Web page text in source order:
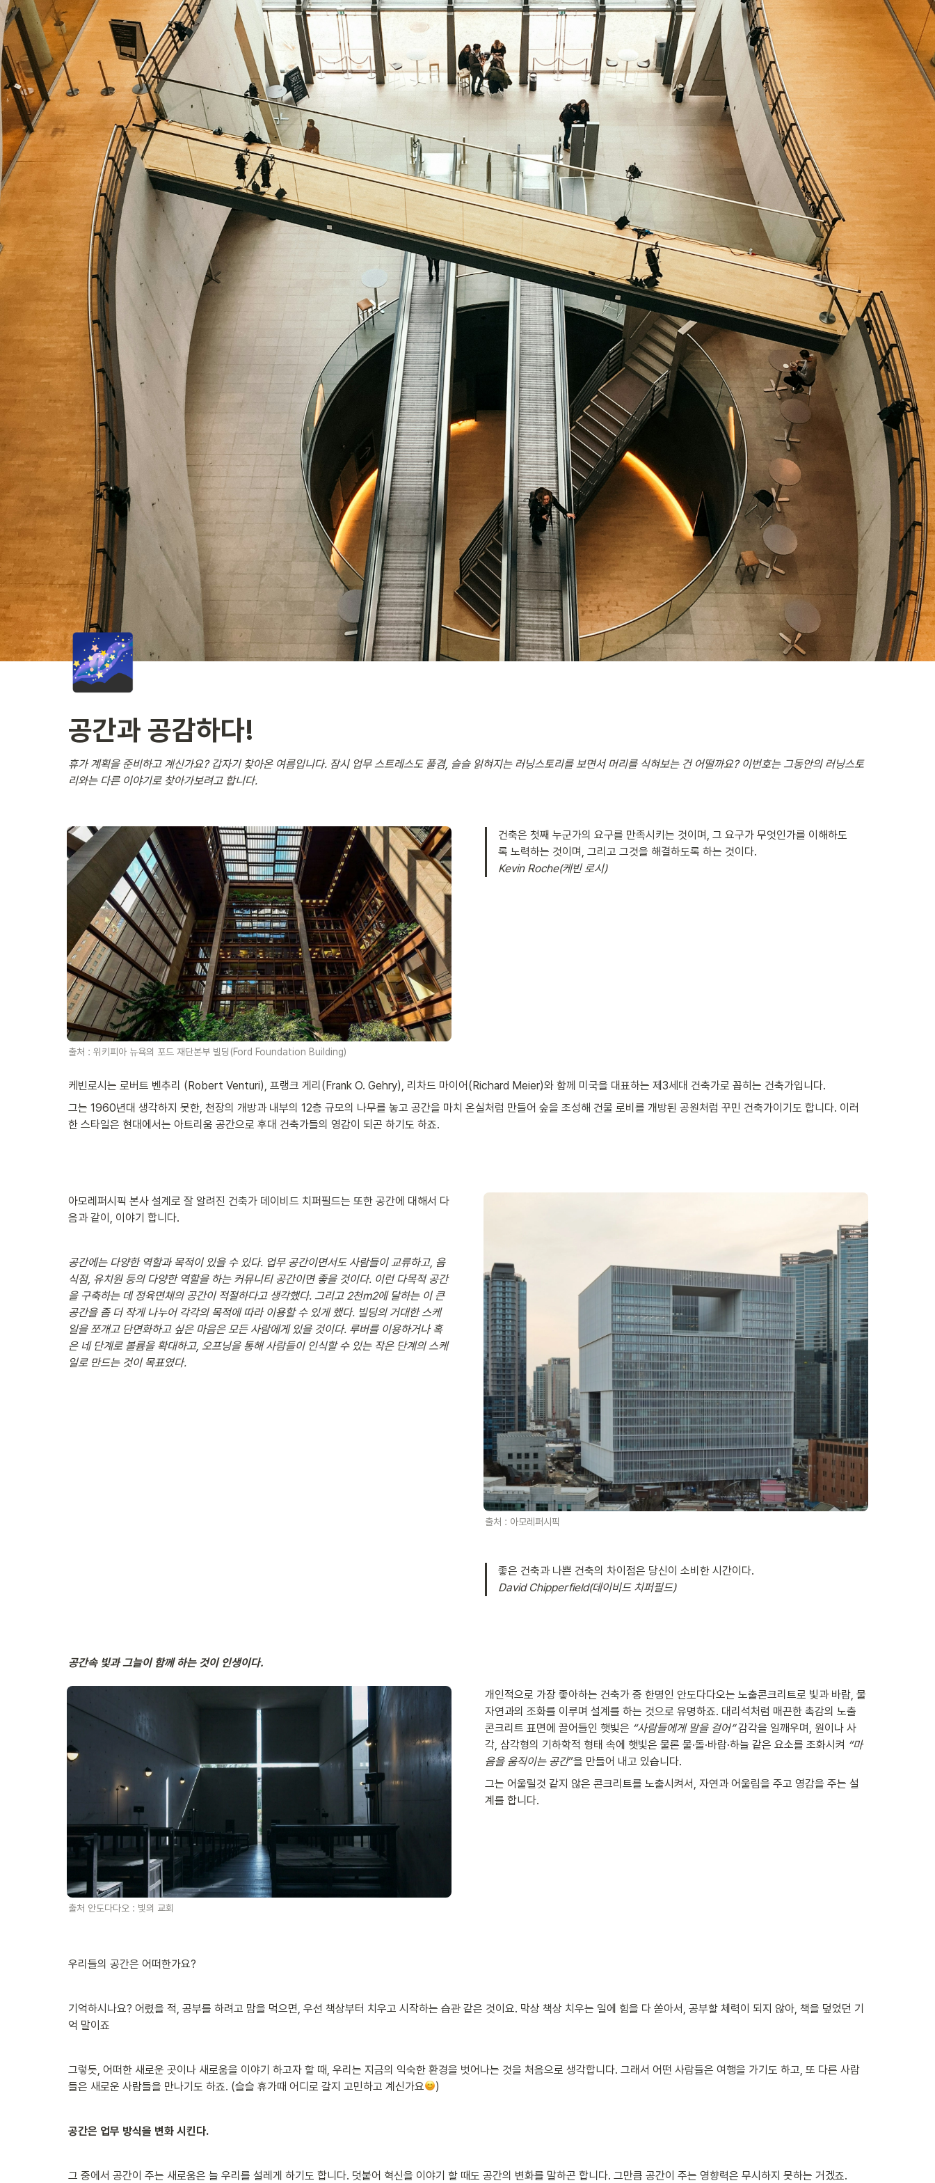
🌌
공간과 공감하다!
휴가 계획을 준비하고 계신가요? 갑자기 찾아온 여름입니다. 잠시 업무 스트레스도 풀겸, 슬슬 읽혀지는 러닝스토리를 보면서 머리를 식혀보는 건 어떨까요? 이번호는 그동안의 러닝스토
리와는 다른 이야기로 찾아가보려고 합니다.
출처 : 위키피아 뉴욕의 포드 재단본부 빌딩(Ford Foundation Building)
건축은 첫째 누군가의 요구를 만족시키는 것이며, 그 요구가 무엇인가를 이해하도
Kevin Roche(케빈 로시)
케빈로시는 로버트 벤추리 (Robert Venturi), 프랭크 게리(Frank O. Gehry), 리차드 마이어(Richard Meier)와 함께 미국을 대표하는 제3세대 건축가로 꼽히는 건축가입니다.
그는 1960년대 생각하지 못한, 천장의 개방과 내부의 12층 규모의 나무를 놓고 공간을 마치 온실처럼 만들어 숲을 조성해 건물 로비를 개방된 공원처럼 꾸민 건축가이기도 합니다. 이러
한 스타일은 현대에서는 아트리움 공간으로 후대 건축가들의 영감이 되곤 하기도 하죠.
아모레퍼시픽 본사 설계로 잘 알려진 건축가 데이비드 치퍼필드는 또한 공간에 대해서 다
음과 같이, 이야기 합니다.
공간에는 다양한 역할과 목적이 있을 수 있다. 업무 공간이면서도 사람들이 교류하고, 음
식점, 유치원 등의 다양한 역할을 하는 커뮤니티 공간이면 좋을 것이다. 이런 다목적 공간
을 구축하는 데 정육면체의 공간이 적절하다고 생각했다. 그리고 2천m2에 달하는 이 큰
공간을 좀 더 작게 나누어 각각의 목적에 따라 이용할 수 있게 했다. 빌딩의 거대한 스케
일을 쪼개고 단면화하고 싶은 마음은 모든 사람에게 있을 것이다. 루버를 이용하거나 혹
은 네 단계로 볼륨을 확대하고, 오프닝을 통해 사람들이 인식할 수 있는 작은 단계의 스케
일로 만드는 것이 목표였다.
출처 : 아모레퍼시픽
David Chipperfield(데이비드 치퍼필드)
공간속 빛과 그늘이 함께 하는 것이 인생이다.
출처 안도다다오 : 빛의 교회
개인적으로 가장 좋아하는 건축가 중 한명인 안도다다오는 노출콘크리트로 빛과 바람, 물
자연과의 조화를 이루며 설계를 하는 것으로 유명하죠. 대리석처럼 매끈한 촉감의 노출
콘크리트 표면에 끌어들인 햇빛은 “사람들에게 말을 걸어” 감각을 일깨우며, 원이나 사
각, 삼각형의 기하학적 형태 속에 햇빛은 물론 물·돌·바람·하늘 같은 요소를 조화시켜 “마
음을 움직이는 공간”을 만들어 내고 있습니다.
그는 어울릴것 같지 않은 콘크리트를 노출시켜서, 자연과 어울림을 주고 영감을 주는 설
계를 합니다.
우리들의 공간은 어떠한가요?
기억하시나요? 어렸을 적, 공부를 하려고 맘을 먹으면, 우선 책상부터 치우고 시작하는 습관 같은 것이요. 막상 책상 치우는 일에 힘을 다 쏟아서, 공부할 체력이 되지 않아, 책을 덮었던 기
억 말이죠
그렇듯, 어떠한 새로운 곳이나 새로움을 이야기 하고자 할 때, 우리는 지금의 익숙한 환경을 벗어나는 것을 처음으로 생각합니다. 그래서 어떤 사람들은 여행을 가기도 하고, 또 다른 사람
들은 새로운 사람들을 만나기도 하죠. (슬슬 휴가때 어디로 갈지 고민하고 계신가요
)
공간은 업무 방식을 변화 시킨다.
그 중에서 공간이 주는 새로움은 늘 우리를 설레게 하기도 합니다. 덧붙어 혁신을 이야기 할 때도 공간의 변화를 말하곤 합니다. 그만큼 공간이 주는 영향력은 무시하지 못하는 거겠죠.